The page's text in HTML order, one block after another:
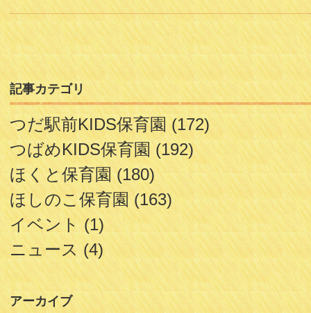
記事カテゴリ
つだ駅前KIDS保育園(172)
つばめKIDS保育園(192)
ほくと保育園(180)
ほしのこ保育園(163)
イベント(1)
ニュース(4)
アーカイブ